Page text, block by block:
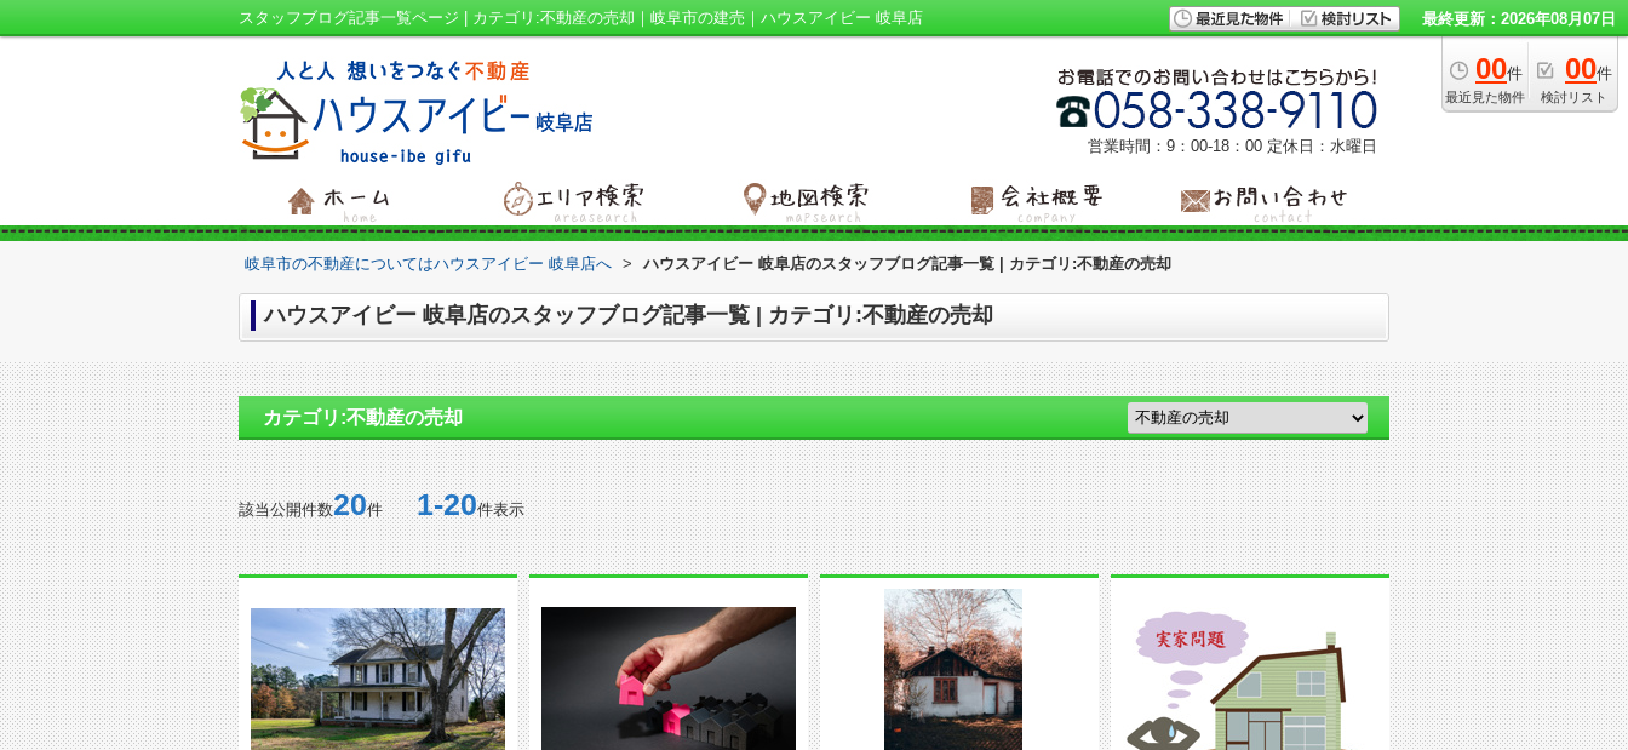
スタッフブログ記事一覧ページ | カテゴリ:不動産の売却｜岐阜市の建売｜ハウスアイビー 岐阜店 最終更新：2026年08月07日
00件
最近見た物件
00件
検討リスト
営業時間：9：00‐18：00 定休日：水曜日
岐阜市の不動産についてはハウスアイビー 岐阜店へ > ハウスアイビー 岐阜店のスタッフブログ記事一覧 | カテゴリ:不動産の売却
ハウスアイビー 岐阜店のスタッフブログ記事一覧 | カテゴリ:不動産の売却
カテゴリ:不動産の売却
該当公開件数20件1-20件表示